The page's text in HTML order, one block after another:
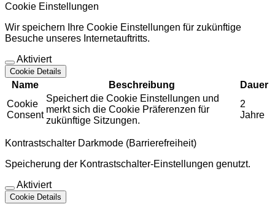
Cookie Einstellungen
Wir speichern Ihre Cookie Einstellungen für zukünftige
Besuche unseres Internetauftritts.
Aktiviert
Cookie Details
Name Beschreibung
Dauer
Cookie
Consent
Speichert die Cookie Einstellungen und
merkt sich die Cookie Präferenzen für
zukünftige Sitzungen.
2
Jahre
Kontrastschalter Darkmode (Barrierefreiheit)
Speicherung der Kontrastschalter-Einstellungen genutzt.
Aktiviert
Cookie Details